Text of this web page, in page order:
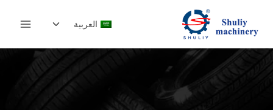
المحتوى
العربية
تبديل
الفرعية